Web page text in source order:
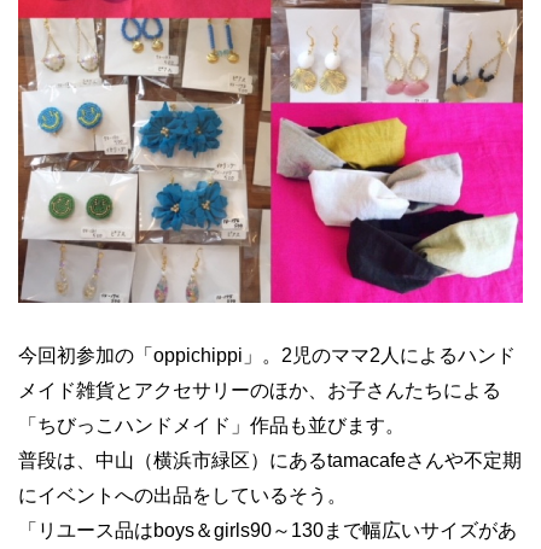
今回初参加の「oppichippi」。2児のママ2人によるハンド
メイド雑貨とアクセサリーのほか、お子さんたちによる
「ちびっこハンドメイド」作品も並びます。
普段は、中山（横浜市緑区）にあるtamacafeさんや不定期
にイベントへの出品をしているそう。
「リユース品はboys＆girls90～130まで幅広いサイズがあ